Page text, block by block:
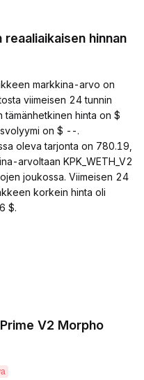
reaaliaikaisen hinnan
markkina-arvo on
viimeisen 24 tunnin
tämänhetkinen hinta on $
on $ --.
oleva tarjonta on 780.19,
arvoltaan KPK_WETH_V2
joukossa. Viimeisen 24
korkein hinta oli
$.
V2 Morpho